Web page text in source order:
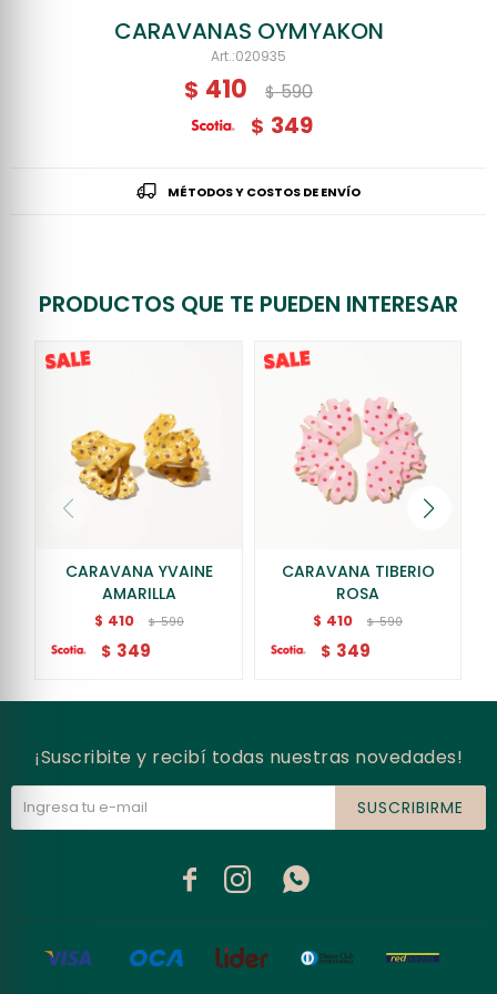
CARAVANAS OYMYAKON
020935
$ 410 $ 590
$ 349
MÉTODOS Y COSTOS DE ENVÍO
PRODUCTOS QUE TE PUEDEN INTERESAR
CARAVANA YVAINE
AMARILLA
$ 410 $ 590
$ 349
CARAVANA TIBERIO
ROSA
$ 410 $ 590
$ 349
¡Suscribite y recibí todas nuestras novedades!
SUSCRIBIRME
  